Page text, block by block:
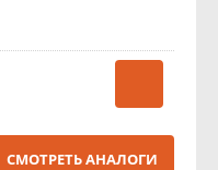
СМОТРЕТЬ АНАЛОГИ